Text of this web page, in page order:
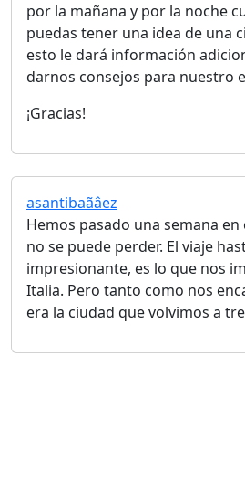
por la mañana y por la noche
puedas tener una idea de una
esto le dará información
darnos consejos para nuestro
¡Gracias!
asantibaãâez
Hemos pasado una semana
no se puede perder. El viaje
impresionante, es lo que nos
Italia. Pero tanto como nos
era la ciudad que volvimos a